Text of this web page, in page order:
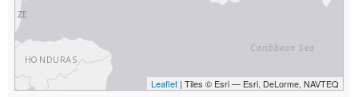
Leaflet | Tiles © Esri — Esri, DeLorme, NAVTEQ